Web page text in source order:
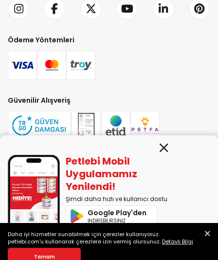
Ödeme Yöntemleri
Güvenilir Alışveriş
PETLEBİ EVCİL HAYVAN ÜRÜNLERİ PAZ. SAN. TİC. LTD. ŞTİ. Alaşarköy Mah.
1. Alaşar Cad. No: 9 Osmangazi/Bursa
7290599225 vergi numarasıyla Uludağ Vergi Dairesi'ne bağlıdır.
2014-2026 © petlebi.com v11.86.0
Bursa'da sevgiyle yapıldı.
Petlebi Mobil
Uygulamamız
Yenilendi!
Şimdi daha hızlı ve kullanıcı dostu
Google Play'den
İNDİREBİLİRSİNİZ
App Store'dan
Daha iyi hizmetler sunabilmek için çerezler kullanıyoruz.
petlebi.com'u kullanarak çerezlere izin vermiş olursunuz.Detaylı Bilgi
Tamam